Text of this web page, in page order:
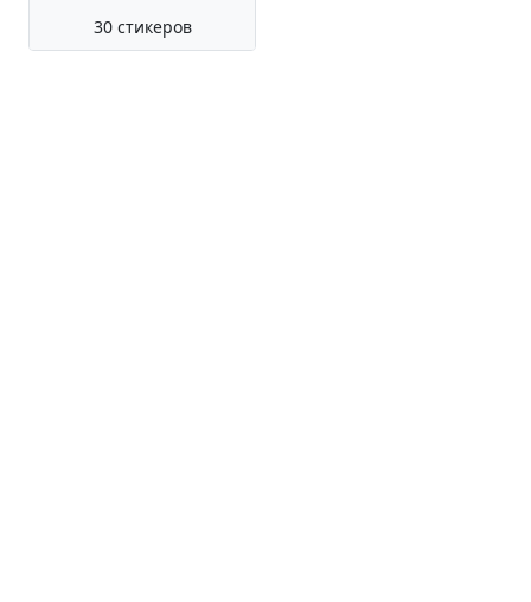
30 стикеров